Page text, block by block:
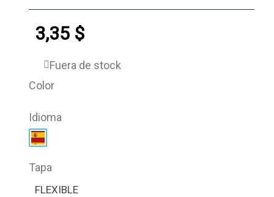
3,35 $
Fuera de stock
Color
Idioma
Tapa
FLEXIBLE